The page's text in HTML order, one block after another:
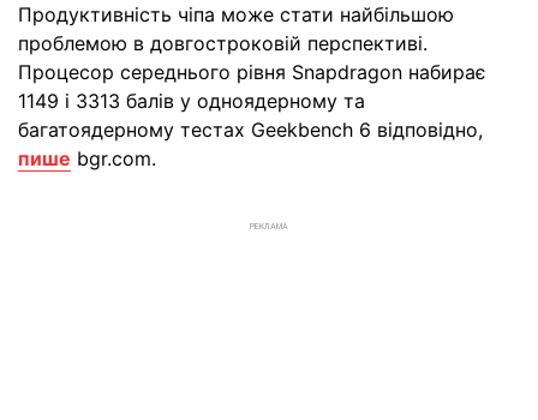
Продуктивність чіпа може стати найбільшою
проблемою в довгостроковій перспективі.
Процесор середнього рівня Snapdragon набирає
1149 і 3313 балів у одноядерному та
багатоядерному тестах Geekbench 6 відповідно,
пише bgr.com.
РЕКЛАМА